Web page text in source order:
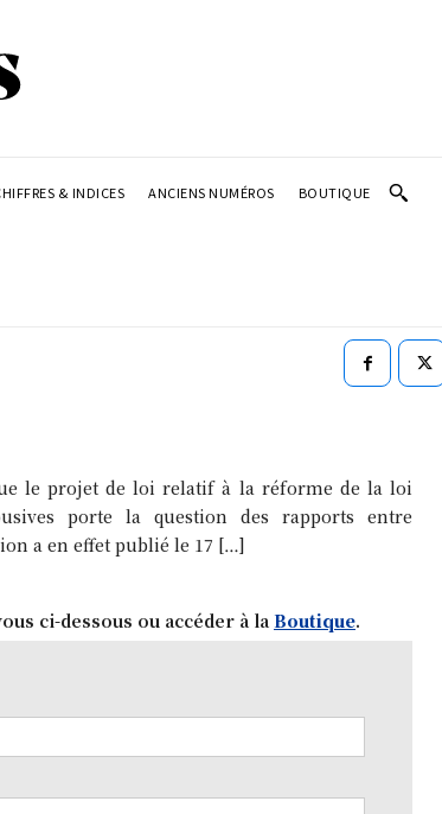
& INDICES ANCIENS NUMÉROS BOUTIQUE
le projet de loi relatif à la réforme de la loi
porte la question des rapports entre
a en effet publié le 17 […]
ci-dessous ou accéder à la Boutique.